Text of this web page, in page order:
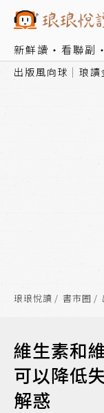
新鮮讀 看聯副
出版風向球 琅讀
琅琅悅讀 書市圈
維生素和
可以降低
解惑